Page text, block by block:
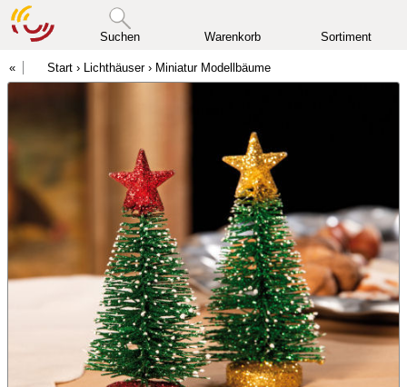
Suchen Warenkorb Sortiment
Start › Lichthäuser› Miniatur Modellbäume